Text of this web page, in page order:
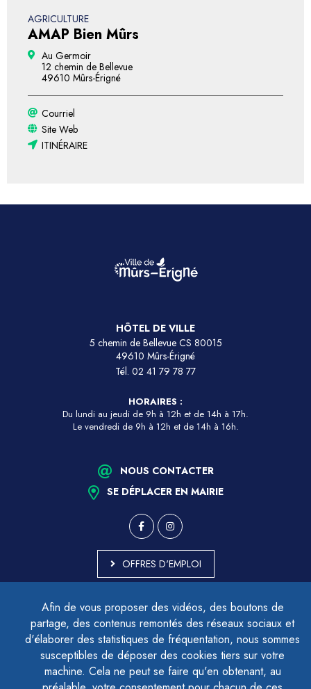
Afin de vous proposer des vidéos, des boutons de
partage, des contenus remontés des réseaux sociaux et
d'élaborer des statistiques de fréquentation, nous sommes
susceptibles de déposer des cookies tiers sur votre
machine. Cela ne peut se faire qu'en obtenant, au
AGRICULTURE
AMAP Bien Mûrs
Au Germoir
12 chemin de Bellevue
49610 Mûrs-Érigné
Courriel
Site Web
ITINÉRAIRE
HÔTEL DE VILLE
5 chemin de Bellevue CS 80015
49610 Mûrs-Érigné
Tél. 02 41 79 78 77
HORAIRES :
Du lundi au jeudi de 9h à 12h et de 14h à 17h.
Le vendredi de 9h à 12h et de 14h à 16h.
NOUS CONTACTER
SE DÉPLACER EN MAIRIE
OFFRES D'EMPLOI
ACCESSIBILITÉ - PARTIELLEMENT CONFORME
PLAN DU SITE
MENTIONS LÉGALES
CONTACTER LE DÉLÉGUÉ À LA PROTECTION DES DONNÉES
GESTION DES COOKIES